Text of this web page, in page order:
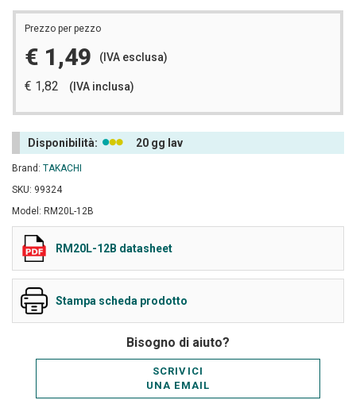
Prezzo per pezzo
€ 1,49 (IVA esclusa)
€ 1,82 (IVA inclusa)
Disponibilità: 20 gg lav
Brand: TAKACHI
SKU: 99324
Model: RM20L-12B
RM20L-12B datasheet
Stampa scheda prodotto
Bisogno di aiuto?
SCRIVICI
UNA EMAIL